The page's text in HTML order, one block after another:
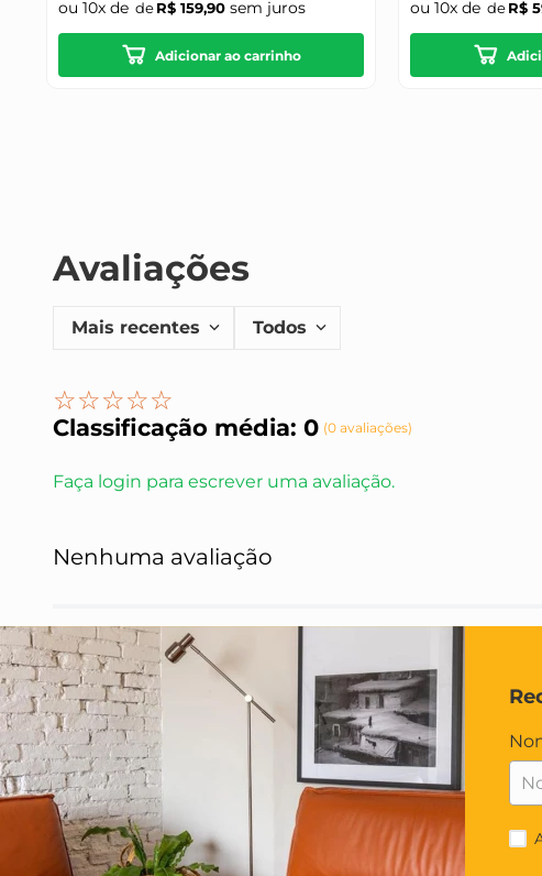
ou 10x de R$ 159,90 sem juros
Adicionar ao carrinho
ou 10x de R$
Avaliações
☆☆☆☆☆
Classificação média: 0 (0 avaliações)
Faça login para escrever uma avaliação.
Mais recentes Todos
Nenhuma avaliação